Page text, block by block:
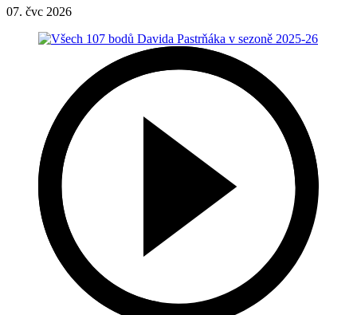
07. čvc 2026